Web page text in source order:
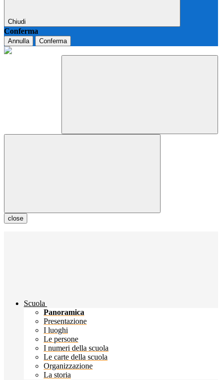
Chiudi
Conferma
Annulla Conferma
close
Scuola
Panoramica
Presentazione
I luoghi
Le persone
I numeri della scuola
Le carte della scuola
Organizzazione
La storia